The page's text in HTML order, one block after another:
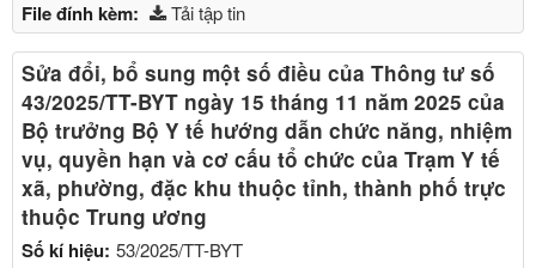
File đính kèm: Tải tập tin
Sửa đổi, bổ sung một số điều của Thông tư số
43/2025/TT-BYT ngày 15 tháng 11 năm 2025 của
Bộ trưởng Bộ Y tế hướng dẫn chức năng, nhiệm
vụ, quyền hạn và cơ cấu tổ chức của Trạm Y tế
xã, phường, đặc khu thuộc tỉnh, thành phố trực
thuộc Trung ương
Số kí hiệu: 53/2025/TT-BYT